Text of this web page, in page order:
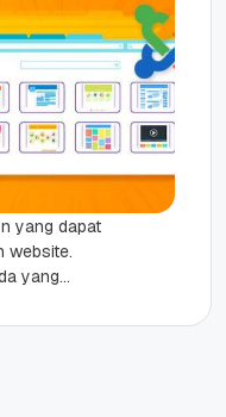
yang dapat
website.
yang